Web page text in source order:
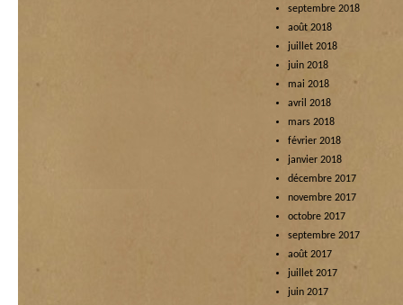
septembre 2018
août 2018
juillet 2018
juin 2018
mai 2018
avril 2018
mars 2018
février 2018
janvier 2018
décembre 2017
novembre 2017
octobre 2017
septembre 2017
août 2017
juillet 2017
juin 2017